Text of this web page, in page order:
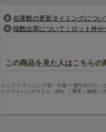
在庫数の更新タイミングについ
端数出荷について｜ロット外
この商品を見た人はこちらの
トップ ラッピング袋・巾着
通年向けラッ
ソフトバッグスリム（S6）｜厚手｜細長い